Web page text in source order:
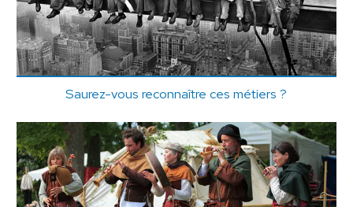
Saurez-vous reconnaître ces métiers ?